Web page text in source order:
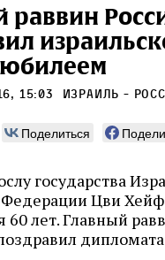
раввин
юбилеем
15:03 Израиль -
Поделиться
государства
Федерации Цви
60 лет. Главный